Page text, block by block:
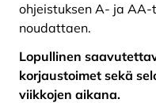
ohjeistuksen A- ja
noudattaen.
Lopullinen
korjaustoimet sekä
viikkojen aikana.